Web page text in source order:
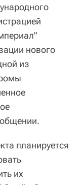
нового
из
планируется
их